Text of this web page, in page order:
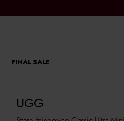
FINAL SALE
UGG